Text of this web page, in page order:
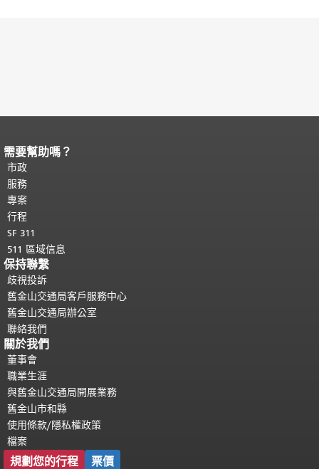
頁面內容結束。
都會重複顯示。
需要幫助嗎？
市政
服務
專案
行程
SF 311
511 區域信息
保持聯繫
歧視投訴
舊金山交通局客戶服務中心
舊金山交通局辦公室
聯絡我們
關於我們
董事會
職業生涯
與舊金山交通局開展業務
舊金山市和縣
使用條款/隱私權政策
檔案
規劃您的行程 票價